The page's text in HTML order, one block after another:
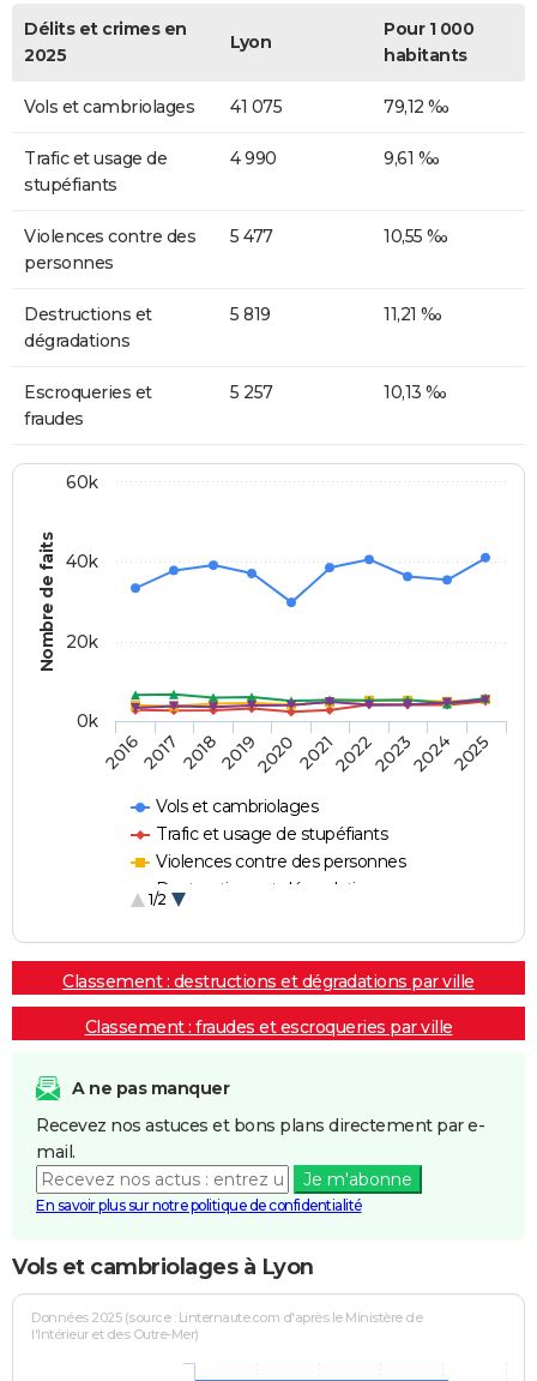
Délits et crimes en
2025
Lyon
Pour 1 000
habitants
Vols et cambriolages 41 075 79,12 ‰
Trafic et usage de
stupéfiants
4 990 9,61 ‰
Violences contre des
personnes
5 477 10,55 ‰
Destructions et
dégradations
5 819 11,21 ‰
Escroqueries et
fraudes
5 257 10,13 ‰
Nombre de faits
Vols et cambriolages
Trafic et usage de stupéfiants
Violences contre des personnes
Destructions et dégradations
1/2
2016201720182019202020212022202320242025
0k
20k
40k
60k
Classement : destructions et dégradations par ville
Classement : fraudes et escroqueries par ville
A ne pas manquer
Recevez nos astuces et bons plans directement par e-
mail.
Je m'abonne
En savoir plus sur notre politique de confidentialité
Vols et cambriolages à Lyon
Données 2025 (source : Linternaute.com d'après le Ministère de
l'Intérieur et des Outre-Mer)